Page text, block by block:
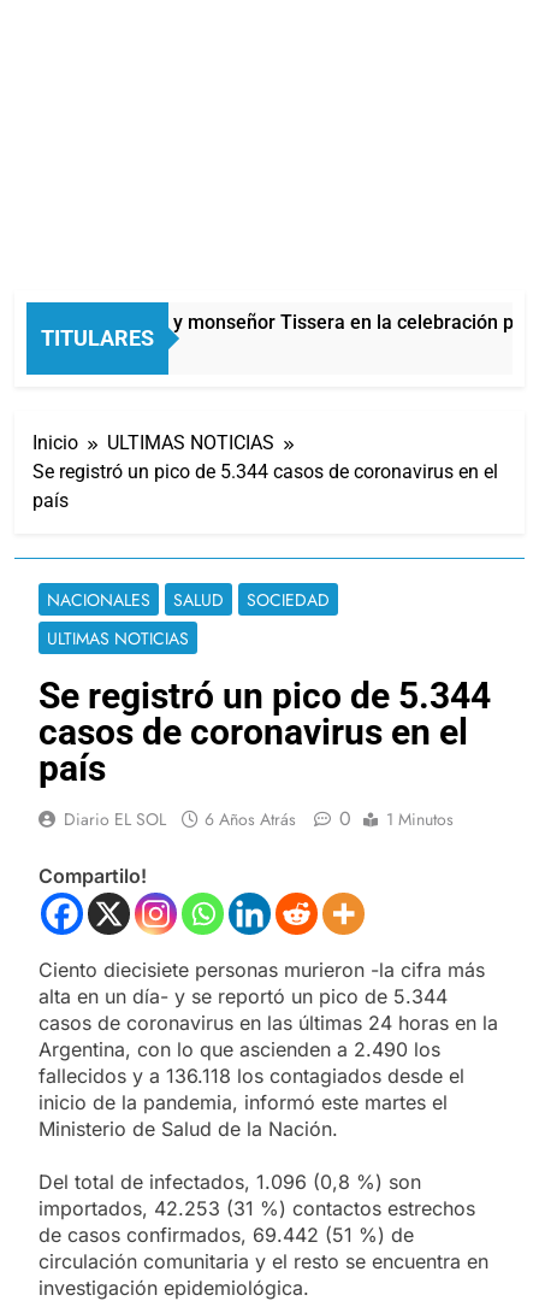
TITULARES
Carlos Balor y monseñor Tissera en la celebración por
9 Minutos Atrás
Inicio
ULTIMAS NOTICIAS
Se registró un pico de 5.344 casos de coronavirus en el
país
NACIONALES SALUD
SOCIEDAD
ULTIMAS NOTICIAS
Se registró un pico de 5.344
casos de coronavirus en el
país
Diario EL SOL 6 Años Atrás 0 1 Minutos
Compartilo!
Ciento diecisiete personas murieron -la cifra más
alta en un día- y se reportó un pico de 5.344
casos de coronavirus en las últimas 24 horas en la
Argentina, con lo que ascienden a 2.490 los
fallecidos y a 136.118 los contagiados desde el
inicio de la pandemia, informó este martes el
Ministerio de Salud de la Nación.
Del total de infectados, 1.096 (0,8 %) son
importados, 42.253 (31 %) contactos estrechos
de casos confirmados, 69.442 (51 %) de
circulación comunitaria y el resto se encuentra en
investigación epidemiológica.